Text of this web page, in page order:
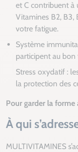
et C contribuent à
Vitamines B2, B3,
votre fatigue.
Système
participent au
Stress oxydatif : les
la protection des
Pour garder la
À qui
MULTIVITAMINES